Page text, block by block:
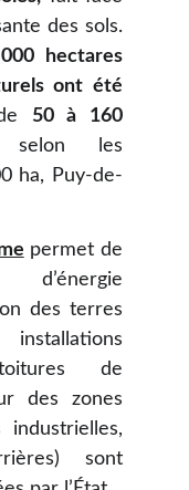
des sols.
hectares
ont été
50 à 160
les
ha, Puy-de-
permet de
des terres
de
des zones
sont